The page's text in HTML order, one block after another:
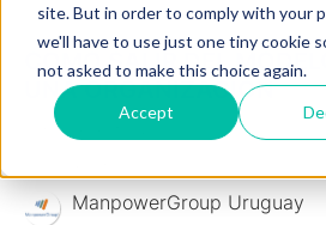
site. But in order to comply with your
we'll have to use just one tiny cookie
not asked to make this choice again.
Accept
CÓMO SALIR DEL
UNA ORGANIZACIÓN
2 min de lectura
ManpowerGroup Uruguay